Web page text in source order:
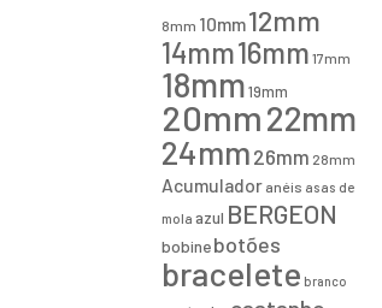
8mm 10mm12mm
14mm16mm 17mm
18mm 19mm
20mm22mm
24mm 26mm 28mm
Acumulador anéis asas de
mola azul BERGEON
bobinebotões
bracelete branco